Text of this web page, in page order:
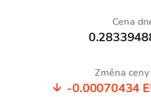
Cena
Změna
-0.00070434